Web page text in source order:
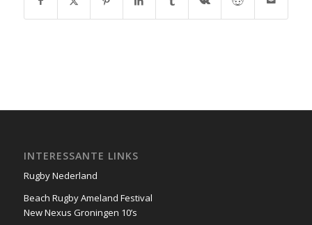
INTERESSANTE LINKS
Rugby Nederland
Beach Rugby Ameland Festival
New Nexus Groningen 10’s